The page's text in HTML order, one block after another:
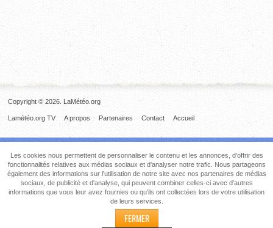
Copyright © 2026. LaMétéo.org
Accueil
Contact
Partenaires
A propos
Lamétéo.org TV
Les cookies nous permettent de personnaliser le contenu et les annonces, d'offrir des
fonctionnalités relatives aux médias sociaux et d'analyser notre trafic. Nous partageons
également des informations sur l'utilisation de notre site avec nos partenaires de médias
sociaux, de publicité et d'analyse, qui peuvent combiner celles-ci avec d'autres
informations que vous leur avez fournies ou qu'ils ont collectées lors de votre utilisation
de leurs services.
FERMER